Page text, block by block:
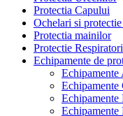
Protectia Capului
Ochelari si
Protectia mainilor
Protectie
Echipamente de
Echipamente
Echipamente
Echipamente